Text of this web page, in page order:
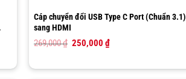
Cáp chuyển đổi USB Type C Port (Chuẩn 3.1)
sang HDMI
269,000₫ Giá
269,000 ₫.
250,000₫Giá
là: